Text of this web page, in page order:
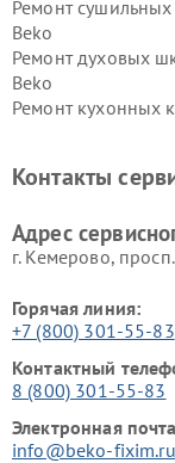
Ремонт
Beko
Ремонт духовых
Beko
Ремонт кухонных
Ремонт
Контакты
Адрес
г. Кемерово,
Горячая линия:
+7 (800) 301-55-83
Контактный
8 (800) 301-55-83
Электронная
info@beko-fixim.ru